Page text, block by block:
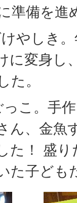
準備を進
やしき
に変身し
た。
こ。手
ん、金魚
た！ 盛
た子ども